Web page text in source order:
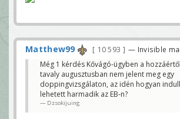
Matthew99 10 593 — Invisible
Még 1 kérdés Kővágó-ügyben a
tavaly augusztusban nem jelent meg egy
doppingvizsgálaton, az idén hogyan
lehetett harmadik az EB-n?
Dzsokijuing